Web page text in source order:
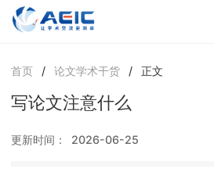
首页 / 论文学术干货 / 正文
写论文注意什么
更新时间： 2026-06-25